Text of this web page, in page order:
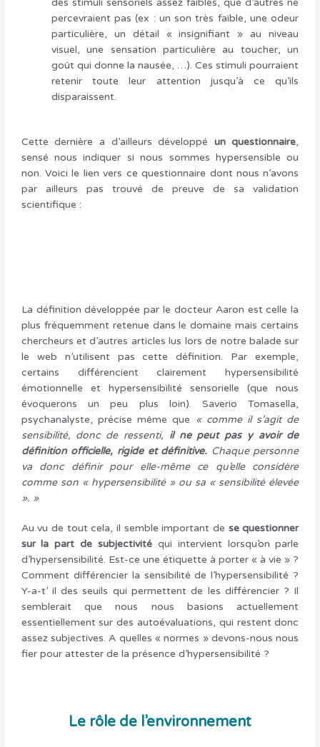
des stimuli sensoriels assez faibles, que d’autres ne
percevraient pas (ex : un son très faible, une odeur
particulière, un détail « insignifiant » au niveau
visuel, une sensation particulière au toucher, un
goût qui donne la nausée, …). Ces stimuli pourraient
retenir toute leur attention jusqu’à ce qu’ils
disparaissent.
Cette dernière a d’ailleurs développé un questionnaire,
sensé nous indiquer si nous sommes hypersensible ou
non. Voici le lien vers ce questionnaire dont nous n’avons
par ailleurs pas trouvé de preuve de sa validation
scientifique :
La définition développée par le docteur Aaron est celle la
plus fréquemment retenue dans le domaine mais certains
chercheurs et d’autres articles lus lors de notre balade sur
le web n’utilisent pas cette définition. Par exemple,
certains différencient clairement hypersensibilité
émotionnelle et hypersensibilité sensorielle (que nous
évoquerons un peu plus loin). Saverio Tomasella,
psychanalyste, précise même que « comme il s’agit de
sensibilité, donc de ressenti, il ne peut pas y avoir de
définition officielle, rigide et définitive. Chaque personne
va donc définir pour elle-même ce qu’elle considère
comme son « hypersensibilité » ou sa « sensibilité élevée
». »
Au vu de tout cela, il semble important de se questionner
sur la part de subjectivité qui intervient lorsqu’on parle
d’hypersensibilité. Est-ce une étiquette à porter « à vie » ?
Comment différencier la sensibilité de l’hypersensibilité ?
Y-a-t’ il des seuils qui permettent de les différencier ? Il
semblerait que nous nous basions actuellement
essentiellement sur des autoévaluations, qui restent donc
assez subjectives. A quelles « normes » devons-nous nous
fier pour attester de la présence d’hypersensibilité ?
Le rôle de l’environnement